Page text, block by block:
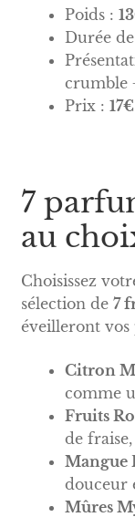
Poids :
Durée
crumble
Prix : 17€
7
au
Choisissez
sélection de 7
éveilleront vos
Citron
comme
Fruits
de
Mangue
douceur
Mûres